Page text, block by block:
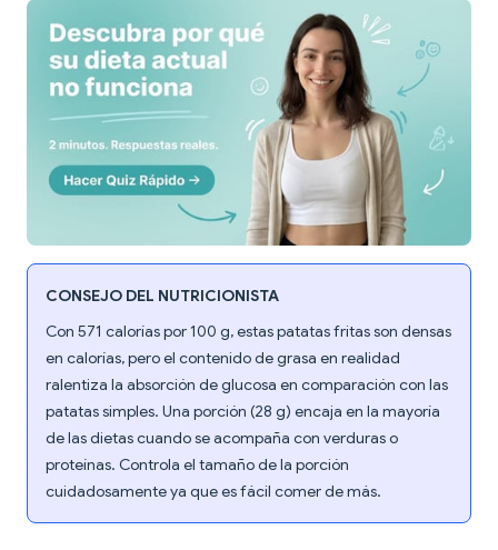
CONSEJO DEL NUTRICIONISTA
Con 571 calorías por 100 g, estas patatas fritas son densas
en calorías, pero el contenido de grasa en realidad
ralentiza la absorción de glucosa en comparación con las
patatas simples. Una porción (28 g) encaja en la mayoría
de las dietas cuando se acompaña con verduras o
proteínas. Controla el tamaño de la porción
cuidadosamente ya que es fácil comer de más.